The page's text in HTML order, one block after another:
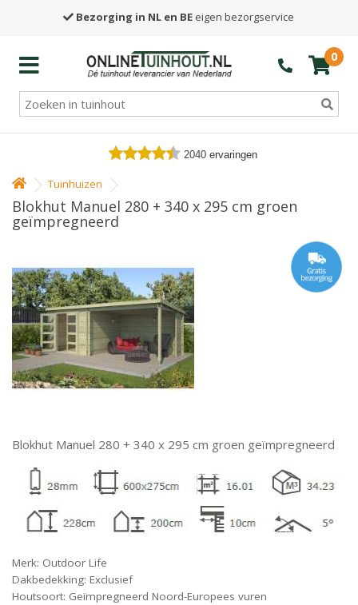
Bezorging in NL en BE eigen bezorgservice
0
2040 ervaringen
Tuinhuizen
Blokhut Manuel 280 + 340 x 295 cm groen
geïmpregneerd
Blokhut Manuel 280 + 340 x 295 cm groen geïmpregneerd
Merk: Outdoor Life
Dakbedekking: Exclusief
Houtsoort: Geïmpregneerd Noord-Europees vuren